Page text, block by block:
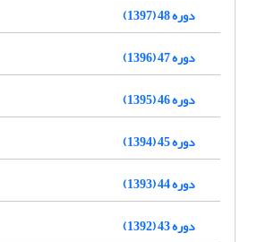
دوره 48 (1397)
دوره 47 (1396)
دوره 46 (1395)
دوره 45 (1394)
دوره 44 (1393)
دوره 43 (1392)